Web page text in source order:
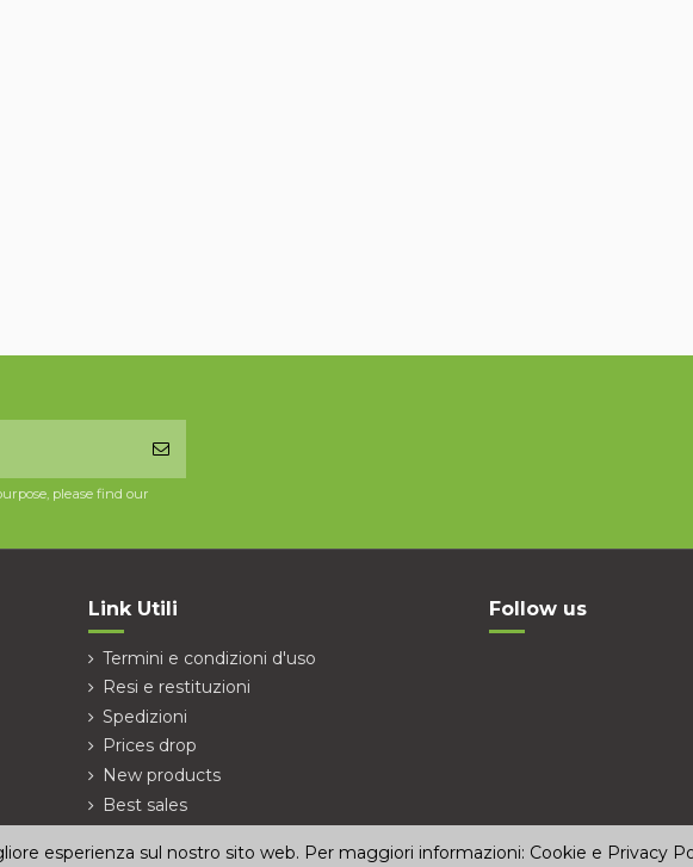
please find our
Link Utili
Termini e condizioni d'uso
Resi e restituzioni
Spedizioni
Prices drop
New products
Best sales
Follow us
esperienza sul nostro sito web. Per maggiori informazioni: Cookie e Privacy